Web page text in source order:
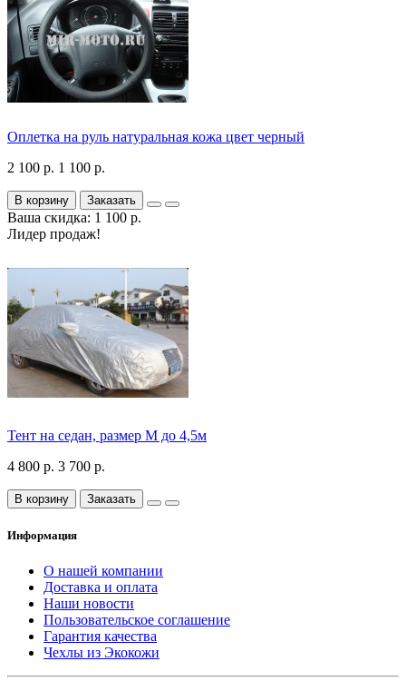
Оплетка на руль натуральная кожа цвет черный
2 100 р. 1 100 р.
В корзину Заказать
Ваша скидка: 1 100 р.
Лидер продаж!
Тент на седан, размер М до 4,5м
4 800 р. 3 700 р.
В корзину Заказать
Информация
О нашей компании
Доставка и оплата
Наши новости
Пользовательское соглашение
Гарантия качества
Чехлы из Экокожи